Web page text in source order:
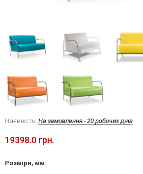
Наявність: На замовлення - 20 робочих днів
19398.0 грн.
Розміри, мм: